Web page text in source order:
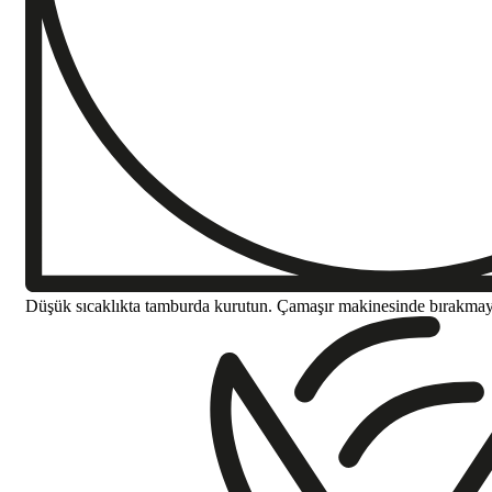
Düşük sıcaklıkta tamburda kurutun. Çamaşır makinesinde